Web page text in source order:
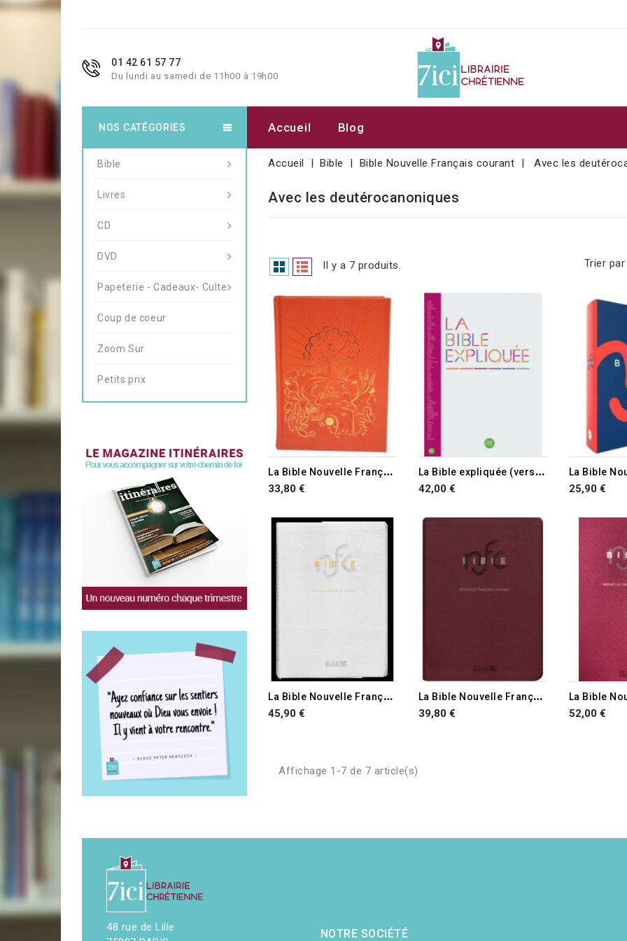
01 42 61 57 77
Du lundi au samedi de 11h00 à 19h00
Accueil Blog
Accueil Bible Bible Nouvelle Français courant Avec les
Avec les deutérocanoniques
Il y a 7 produits. Trier par
L
a Bible Nouvelle Français Courant
33,80 €
L
a Bible expliquée (version catholique)
42,00 € 25,90 €
L
a Bible Nouvelle Français Courant avec les livres deutérocanoniques souple blanche tranche dorée
45,90 €
L
a Bible Nouvelle Français Courant avec les livres Deutérocanoniques avec fermeture
39,80 € 52,00 €
Affichage 1-7 de 7 article(s)
NOS CATÉGORIES
Bible
Livres
CD
DVD
Papeterie - Cadeaux- Culte
Coup de coeur
Zoom Sur
Petits prix
48 rue de Lille
NOTRE SOCIÉTÉ